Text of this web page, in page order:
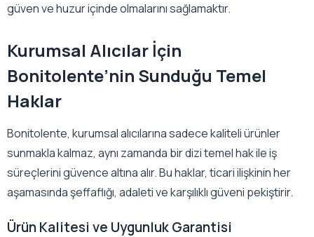
güven ve huzur içinde olmalarını sağlamaktır.
Kurumsal Alıcılar İçin
Bonitolente’nin Sunduğu Temel
Haklar
Bonitolente, kurumsal alıcılarına sadece kaliteli ürünler
sunmakla kalmaz, aynı zamanda bir dizi temel hak ile iş
süreçlerini güvence altına alır. Bu haklar, ticari ilişkinin her
aşamasında şeffaflığı, adaleti ve karşılıklı güveni pekiştirir.
Ürün Kalitesi ve Uygunluk Garantisi